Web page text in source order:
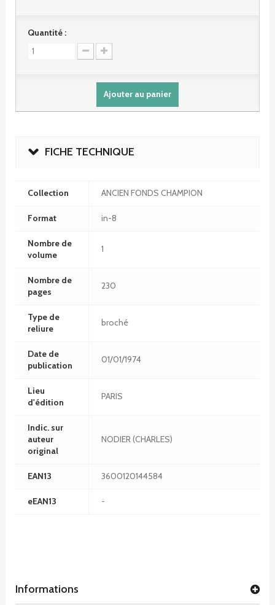
Quantité :
Ajouter au panier
FICHE TECHNIQUE
Collection ANCIEN FONDS CHAMPION
Format in-8
Nombre de
volume
1
Nombre de
pages
230
Type de
reliure
broché
Date de
publication
01/01/1974
Lieu
d'édition
PARIS
Indic. sur
auteur
original
NODIER (CHARLES)
EAN13 3600120144584
eEAN13 -
Informations